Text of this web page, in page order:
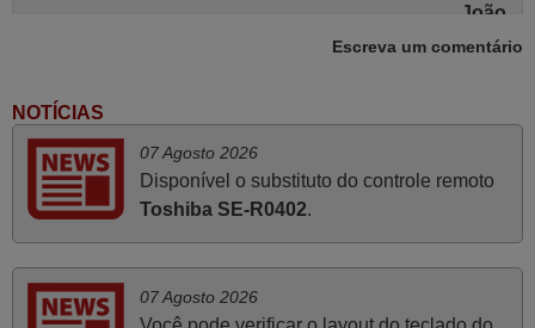
João,
PORTUGAL
Muito atenciosos. Funciona na perfeição. Obrigado
Manuela,
Escreva um comentário
NOTÍCIAS
07 Agosto 2026
Disponível o substituto do controle remoto
Toshiba SE-R0402.
07 Agosto 2026